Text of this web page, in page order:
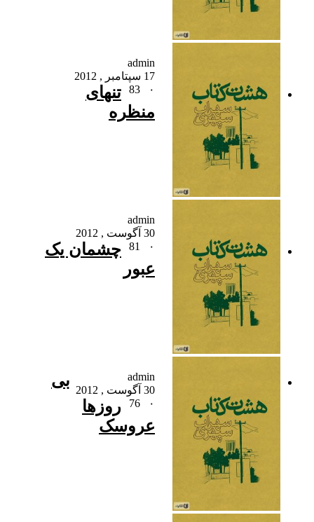
admin
17 سپتامبر , 2012
۰
تنهای
منظره
admin
30 آگوست , 2012
۰
چشمان یک
عبور
admin
30 آگوست , 2012
۰
بی
روزها
عروسک